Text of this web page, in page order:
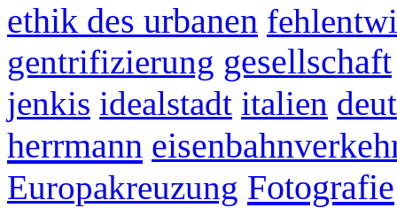
ethik des urbanen
gentrifizierung gesellschaft
jenkis idealstadt italien
herrmann
Europakreuzung Fotografie